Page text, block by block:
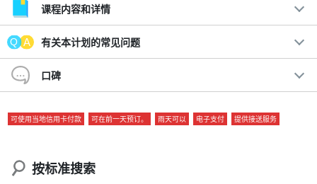
课程内容和详情
有关本计划的常见问题
口碑
可使用当地信用卡付款 可在前一天预订。 雨天可以 电子支付 提供接送服务
按标准搜索